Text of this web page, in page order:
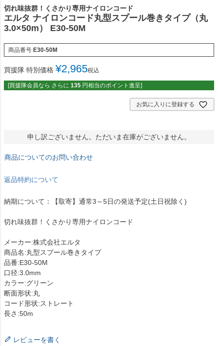
切れ味抜群！くさかり専用ナイロンコード
エルタ ナイロンコード丸型スプール巻きタイプ（丸
3.0×50m） E30-50M
商品番号 E30-50M
買援隊 特別価格 ¥2,965税込
[買援隊会員なら さらに 135 円相当のポイント進呈]
お気に入りに登録する
申し訳ございません。ただいま在庫がございません。
商品についてのお問い合わせ
返品特約について
納期について：【取寄】通常3～5日の発送予定(土日祝除く)
切れ味抜群！くさかり専用ナイロンコード
メーカー:株式会社エルタ
商品名:丸型スプール巻きタイプ
品番:E30-50M
口径:3.0mm
カラー:グリーン
断面形状:丸
コード形状:ストレート
長さ:50m
レビューを書く